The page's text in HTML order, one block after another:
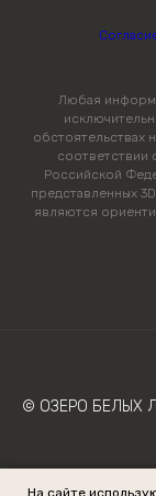
Любая
обстоятельствах
соответствии
Российской
представленных
являются
© ОЗЕРО БЕЛЫХ
На сайте